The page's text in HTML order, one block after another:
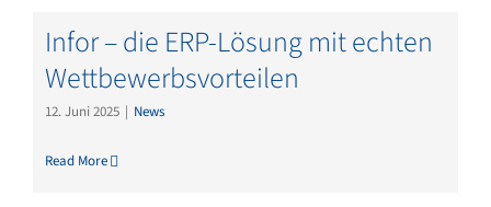
Infor – die ERP-Lösung mit echten
Wettbewerbsvorteilen
12. Juni 2025 | News
Read More